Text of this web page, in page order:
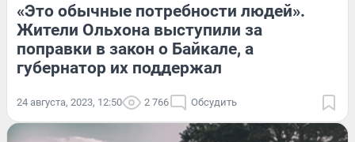
«Это обычные потребности людей».
Жители Ольхона выступили за
поправки в закон о Байкале, а
губернатор их поддержал
24 августа, 2023, 12:50 2 766 Обсудить